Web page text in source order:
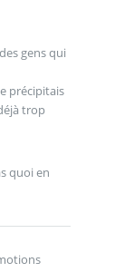
gens qui
précipitais
trop
quoi en